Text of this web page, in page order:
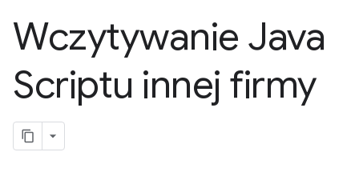
Wczytywanie Java
Scriptu innej firmy